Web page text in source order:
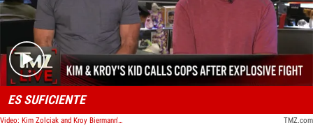
Play video content
ES SUFICIENTE
Video: Kim Zolciak and Kroy Biermann's Child Calls Cops After Explosive Fight | TMZ Live TMZ.com